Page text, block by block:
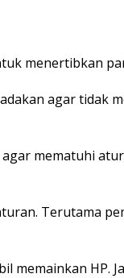
menertibkan
agar tidak
mematuhi
Terutama
memainkan HP.